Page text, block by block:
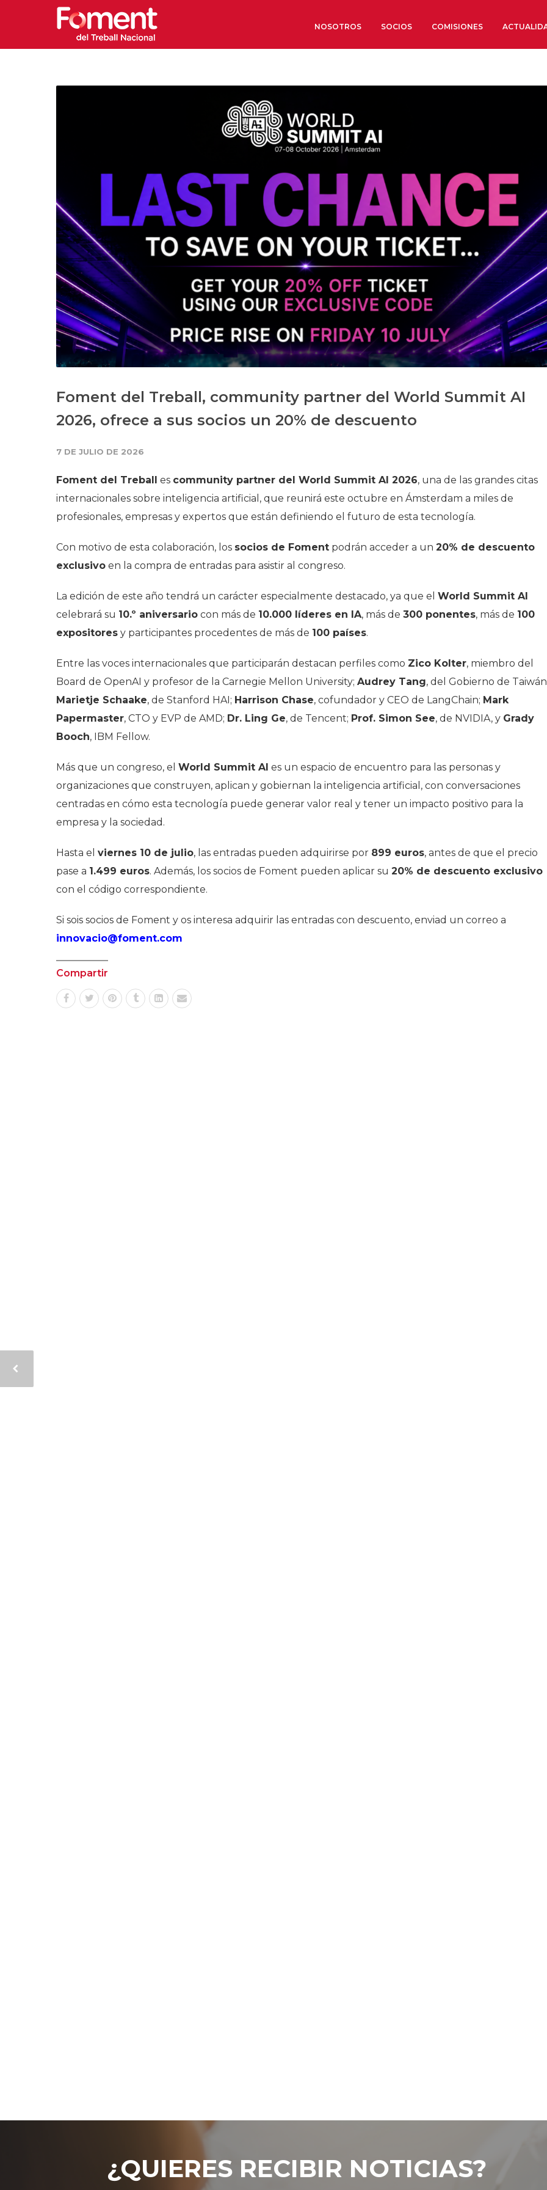
NOSOTROS
Organizaciones sectoriales
Sociedad Barcelonesa de
Económicos y Sociales
Organizaciones
Conoce más
Historia
Galería de Presidentes
Biblioteca Archivo
Sede Social
SOCIOS COMISIONES
Foment del Treball, community partner del World Summit AI
2026, ofrece a sus socios un 20% de descuento
7 DE JULIO DE 2026
Foment del Treball es community partner del World Summit AI 2026, una de las grandes citas
internacionales sobre inteligencia artificial, que reunirá este octubre en Ámsterdam a miles de
profesionales, empresas y expertos que están definiendo el futuro de esta tecnología.
Con motivo de esta colaboración, los socios de Foment podrán acceder a un 20% de descuento
exclusivo en la compra de entradas para asistir al congreso.
La edición de este año tendrá un carácter especialmente destacado, ya que el World Summit AI
celebrará su 10.º aniversario con más de 10.000 líderes en IA, más de 300 ponentes, más de 100
expositores y participantes procedentes de más de 100 países.
Entre las voces internacionales que participarán destacan perfiles como Zico Kolter, miembro del
Board de OpenAI y profesor de la Carnegie Mellon University; Audrey Tang, del Gobierno de
Marietje Schaake, de Stanford HAI; Harrison Chase, cofundador y CEO de LangChain; Mark
Papermaster, CTO y EVP de AMD; Dr. Ling Ge, de Tencent; Prof. Simon See, de NVIDIA, y Grady
Booch, IBM Fellow.
Más que un congreso, el World Summit AI es un espacio de encuentro para las personas y
organizaciones que construyen, aplican y gobiernan la inteligencia artificial, con conversaciones
centradas en cómo esta tecnología puede generar valor real y tener un impacto positivo para la
empresa y la sociedad.
Hasta el viernes 10 de julio, las entradas pueden adquirirse por 899 euros, antes de que el precio
pase a 1.499 euros. Además, los socios de Foment pueden aplicar su 20% de descuento exclusivo
con el código correspondiente.
Si sois socios de Foment y os interesa adquirir las entradas con descuento, enviad un correo a
innovacio@foment.com
Compartir
¿QUIERES RECIBIR NOTICIAS?